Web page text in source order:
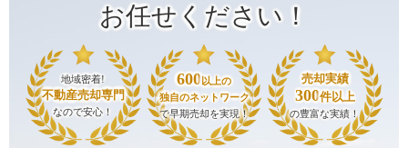
お任せください！
地域密着!
不動産売却専門
なので安心！
600 以上の
独自のネットワーク
で早期売却を実現！
売却実績
300件以上
の豊富な実績！